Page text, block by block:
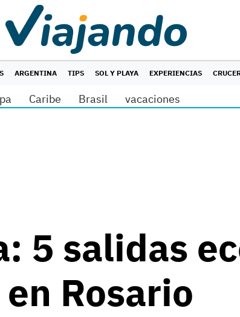
ARGENTINA TIPS SOL Y PLAYA EXPERIENCIAS
Caribe Brasil vacaciones
5 salidas
Rosario